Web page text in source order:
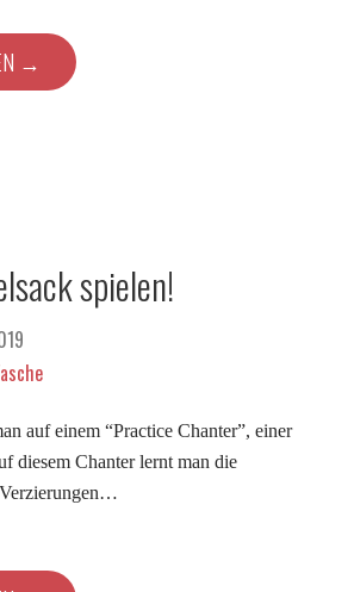
→
spielen!
auf einem “Practice Chanter”, einer
diesem Chanter lernt man die